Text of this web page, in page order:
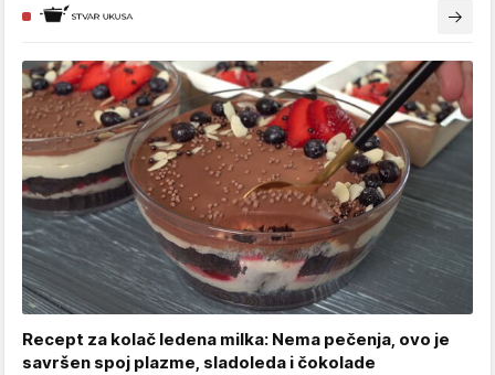
Recept za kolač ledena milka: Nema pečenja, ovo je
savršen spoj plazme, sladoleda i čokolade